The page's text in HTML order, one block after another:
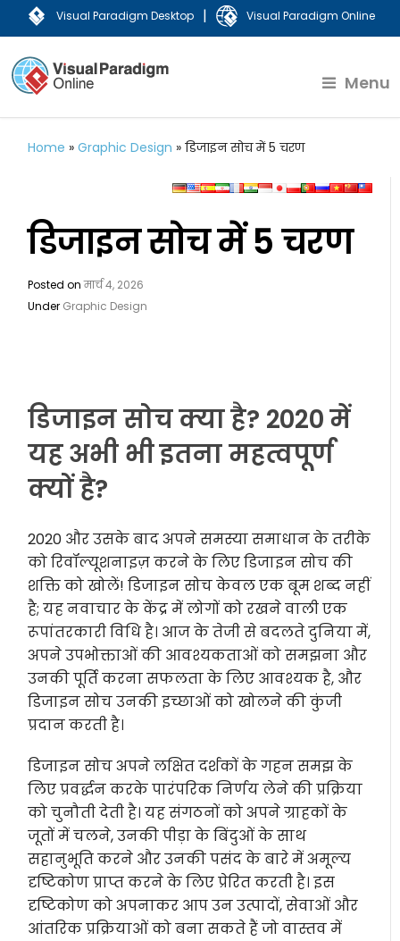
Visual Paradigm Desktop | Visual Paradigm Online
Menu
Home »Graphic Design »डिजाइन सोच में 5 चरण
डिजाइन सोच में 5 चरण
Posted onमार्च 4, 2026
Under Graphic Design
डिजाइन सोच क्या है? 2020 में
यह अभी भी इतना महत्वपूर्ण
क्यों है?
2020 और उसके बाद अपने समस्या समाधान के तरीके
को रिवॉल्यूशनाइज़ करने के लिए डिजाइन सोच की
शक्ति को खोलें! डिजाइन सोच केवल एक बूम शब्द नहीं
है; यह नवाचार के केंद्र में लोगों को रखने वाली एक
रूपांतरकारी विधि है। आज के तेजी से बदलते दुनिया में,
अपने उपभोक्ताओं की आवश्यकताओं को समझना और
उनकी पूर्ति करना सफलता के लिए आवश्यक है, और
डिजाइन सोच उनकी इच्छाओं को खोलने की कुंजी
प्रदान करती है।
डिजाइन सोच अपने लक्षित दर्शकों के गहन समझ के
लिए प्रवर्द्धन करके पारंपरिक निर्णय लेने की प्रक्रिया
को चुनौती देती है। यह संगठनों को अपने ग्राहकों के
जूतों में चलने, उनकी पीड़ा के बिंदुओं के साथ
सहानुभूति करने और उनकी पसंद के बारे में अमूल्य
दृष्टिकोण प्राप्त करने के लिए प्रेरित करती है। इस
दृष्टिकोण को अपनाकर आप उन उत्पादों, सेवाओं और
आंतरिक प्रक्रियाओं को बना सकते हैं जो वास्तव में